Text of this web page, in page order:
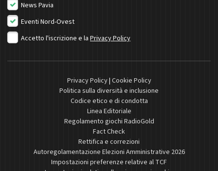
News Pavia
Eventi Nord-Ovest
Accetto l'iscrizione e la Privacy Policy
Privacy Policy| Cookie Policy
Politica sulla diversità e inclusione
Codice etico e di condotta
Linea Editoriale
Regolamento giochi RadioGold
Fact Check
Rettifica e correzioni
Autoregolamentazione Elezioni Amministrative 2026
Impostazioni preferenze relative al TCF